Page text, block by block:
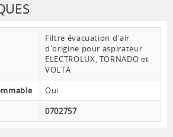
Filtre évacuation d'air
d'origine pour aspirateur
ELECTROLUX, TORNADO et
VOLTA
Oui
0702757